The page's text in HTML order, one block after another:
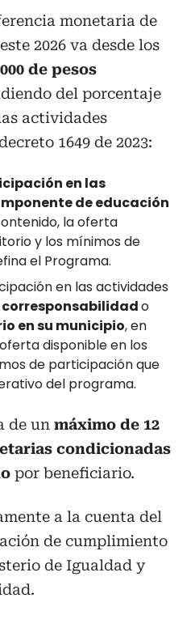
monetaria de
2026 va desde los
de pesos
del porcentaje
actividades
1649 de 2023:
en las
de educación
la oferta
y los mínimos de
el Programa.
en las actividades
corresponsabilidado
en su municipio, en
disponible en los
de participación que
del programa.
de un máximo de 12
condicionadas
por beneficiario.
a la cuenta del
de cumplimiento
de Igualdad y